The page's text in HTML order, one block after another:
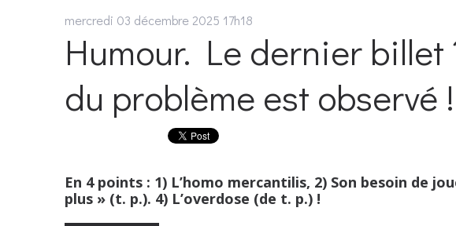
mercredi 03 décembre 2025 17h18
Humour. Le dernier
du problème est observé !
En 4 points : 1) L’homo mercantilis, 2) Son besoin de
plus » (t. p.). 4) L’overdose (de t. p.) !